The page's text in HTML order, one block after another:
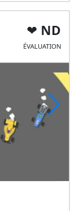
ND
ÉVALUATION